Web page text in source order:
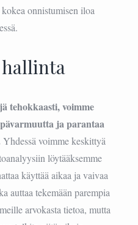
onnistumisen iloa
tehokkaasti, voimme
ja parantaa
Yhdessä voimme keskittyä
löytääksemme
käyttää aikaa ja vaivaa
auttaa tekemään parempia
arvokasta tietoa, mutta